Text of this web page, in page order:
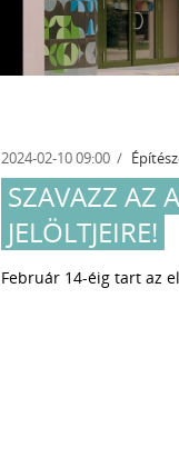
2024-02-10 09:00
SZAVAZZ AZ
JELÖLTJEIRE!
Február 14-éig tart az